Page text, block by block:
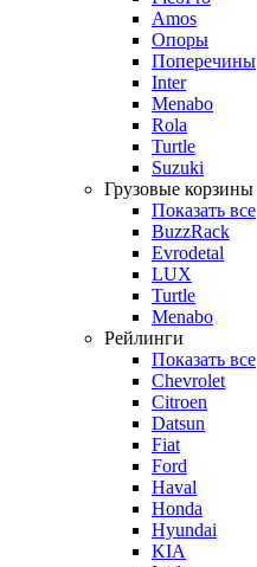
Amos
Опоры
Поперечины
Inter
Menabo
Rola
Turtle
Suzuki
Грузовые корзины
Показать все
BuzzRack
Evrodetal
LUX
Turtle
Menabo
Рейлинги
Показать все
Chevrolet
Citroen
Datsun
Fiat
Ford
Haval
Honda
Hyundai
KIA